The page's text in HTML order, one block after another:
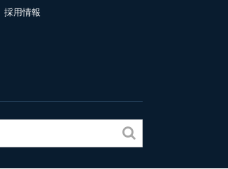
採用情報